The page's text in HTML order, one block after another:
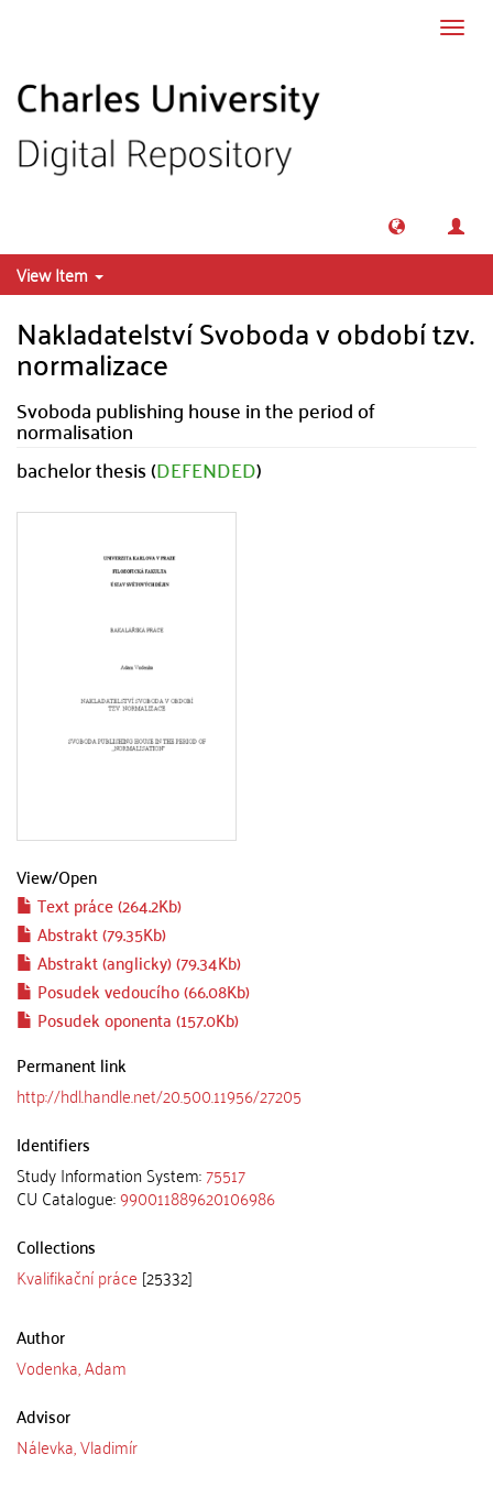
View Item
Nakladatelství Svoboda v období tzv.
normalizace
Svoboda publishing house in the period of
normalisation
bachelor thesis (DEFENDED)
View/Open
Text práce (264.2Kb)
Abstrakt (79.35Kb)
Abstrakt (anglicky) (79.34Kb)
Posudek vedoucího (66.08Kb)
Posudek oponenta (157.0Kb)
Permanent link
http://hdl.handle.net/20.500.11956/27205
Identifiers
Study Information System:75517
CU Catalogue:990011889620106986
Collections
Kvalifikační práce [25332]
Author
Vodenka, Adam
Advisor
Nálevka, Vladimír